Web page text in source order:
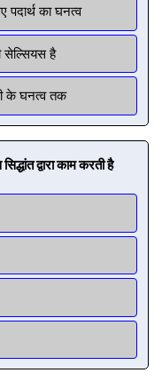
पदार्थ का घनत्व
सेल्सियस है
के घनत्व तक
द्वारा काम करती है